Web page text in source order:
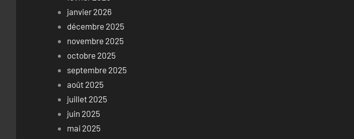
janvier 2026
décembre 2025
novembre 2025
octobre 2025
septembre 2025
août 2025
juillet 2025
juin 2025
mai 2025